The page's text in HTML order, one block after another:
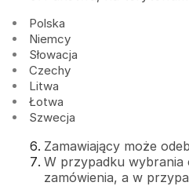
Polska
Niemcy
Słowacja
Czechy
Litwa
Łotwa
Szwecja
Zamawiający może
W przypadku wybrania
zamówienia, a w